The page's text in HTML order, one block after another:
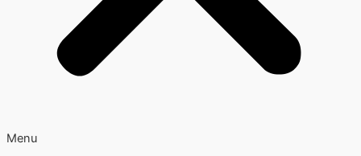
Menu